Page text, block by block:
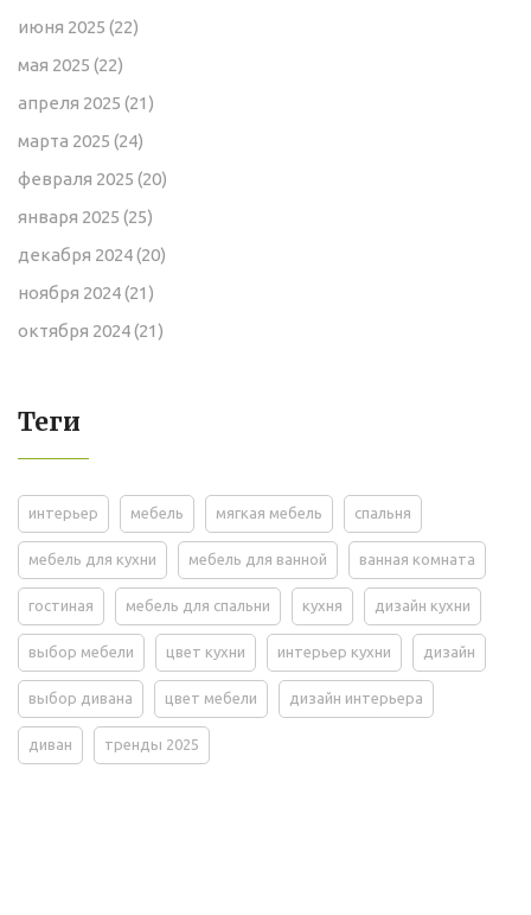
июня 2025 (22)
мая 2025 (22)
апреля 2025 (21)
марта 2025 (24)
февраля 2025 (20)
января 2025 (25)
декабря 2024(20)
ноября 2024(21)
октября 2024(21)
Теги
интерьер мебель мягкая мебель спальня
мебель для кухни мебель для ванной ванная комната
гостиная мебель для спальни кухня дизайн кухни
выбор мебели цвет кухни интерьер кухни дизайн
выбор дивана цвет мебели дизайн интерьера
диван тренды 2025